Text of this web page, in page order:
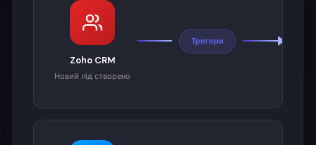
Zoho CRM
Новий лід створено
Тригери